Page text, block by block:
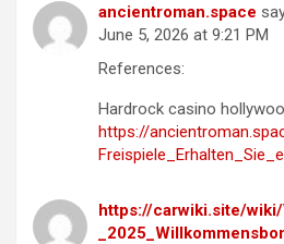
ancientroman.space
June 5, 2026 at 9:21 PM
References:
Hardrock casino
https://
https://carwiki.site/